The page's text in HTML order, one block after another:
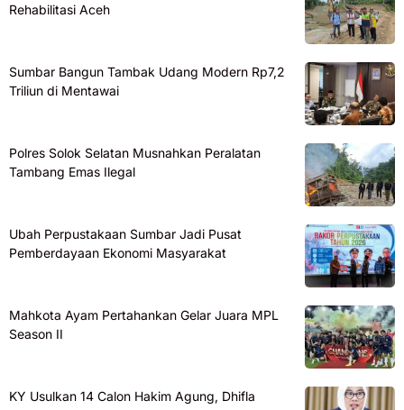
Rehabilitasi Aceh
Sumbar Bangun Tambak Udang Modern Rp7,2
Triliun di Mentawai
Polres Solok Selatan Musnahkan Peralatan
Tambang Emas Ilegal
Ubah Perpustakaan Sumbar Jadi Pusat
Pemberdayaan Ekonomi Masyarakat
Mahkota Ayam Pertahankan Gelar Juara MPL
Season II
KY Usulkan 14 Calon Hakim Agung, Dhifla